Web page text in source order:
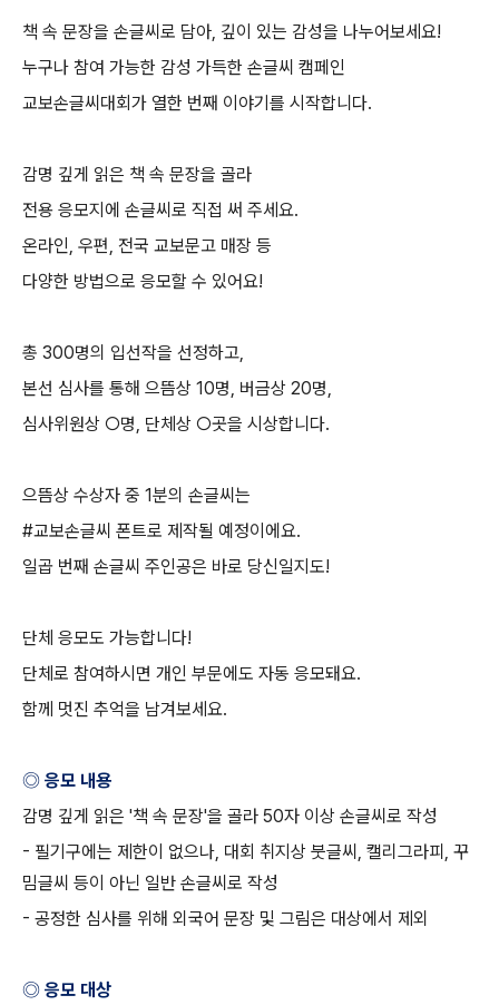
책 속 문장을 손글씨로 담아, 깊이 있는 감성을 나누어보세요!
누구나 참여 가능한 감성 가득한 손글씨 캠페인
교보손글씨대회가 열한 번째 이야기를 시작합니다.
감명 깊게 읽은 책 속 문장을 골라
전용 응모지에 손글씨로 직접 써 주세요.
온라인, 우편, 전국 교보문고 매장 등
다양한 방법으로 응모할 수 있어요!
총 300명의 입선작을 선정하고,
본선 심사를 통해 으뜸상 10명, 버금상 20명,
심사위원상 ○명, 단체상 ○곳을 시상합니다.
으뜸상 수상자 중 1분의 손글씨는
#교보손글씨 폰트로 제작될 예정이에요.
일곱 번째 손글씨 주인공은 바로 당신일지도!
단체 응모도 가능합니다!
단체로 참여하시면 개인 부문에도 자동 응모돼요.
함께 멋진 추억을 남겨보세요.
◎ 응모 내용
감명 깊게 읽은 '책 속 문장'을 골라 50자 이상 손글씨로 작성
- 필기구에는 제한이 없으나, 대회 취지상 붓글씨 , 캘리그라피 , 꾸
밈글씨 등이 아닌 일반 손글씨로 작성
- 공정한 심사를 위해 외국어 문장 및 그림은 대상에서 제외
◎ 응모 대상